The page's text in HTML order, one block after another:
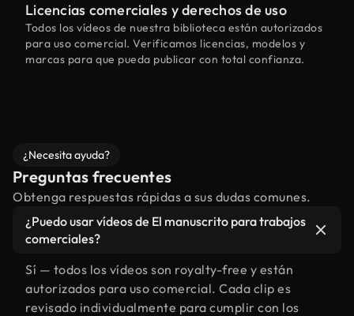
Licencias comerciales y derechos de uso
Todos los vídeos de nuestra biblioteca están autorizados
para uso comercial. Verificamos licencias, modelos y
marcas para que pueda publicar con total confianza.
¿Necesita ayuda?
Preguntas frecuentes
Obtenga respuestas rápidas a sus dudas comunes.
¿Puedo usar vídeos de El manuscrito para trabajos
comerciales?
Sí — todos los vídeos son royalty-free y están
autorizados para uso comercial. Cada clip es
revisado individualmente para cumplir con los